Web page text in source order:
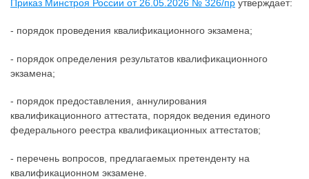
Приказ Минстроя России от 26.05.2026 № 326/пр утверждает:
- порядок проведения квалификационного экзамена;
- порядок определения результатов квалификационного
экзамена;
- порядок предоставления, аннулирования
квалификационного аттестата, порядок ведения единого
федерального реестра квалификационных аттестатов;
- перечень вопросов, предлагаемых претенденту на
квалификационном экзамене.